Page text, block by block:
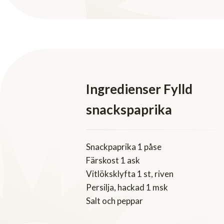
Ingredienser Fylld
snackspaprika
Snackpaprika 1 påse
Färskost 1 ask
Vitlöksklyfta 1 st, riven
Persilja, hackad 1 msk
Salt och peppar